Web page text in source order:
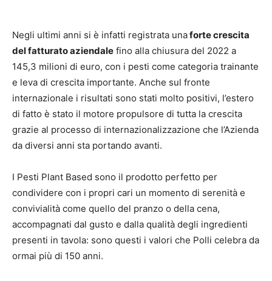
Negli ultimi anni si è infatti registrata unaforte crescita
del fatturato aziendale fino alla chiusura del 2022 a
145,3 milioni di euro, con i pesti come categoria trainante
e leva di crescita importante. Anche sul fronte
internazionale i risultati sono stati molto positivi, l’estero
di fatto è stato il motore propulsore di tutta la crescita
grazie al processo di internazionalizzazione che l’Azienda
da diversi anni sta portando avanti.
I Pesti Plant Based sono il prodotto perfetto per
condividere con i propri cari un momento di serenità e
convivialità come quello del pranzo o della cena,
accompagnati dal gusto e dalla qualità degli ingredienti
presenti in tavola: sono questi i valori che Polli celebra da
ormai più di 150 anni.